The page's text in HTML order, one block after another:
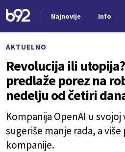
Najnovije Info
AKTUELNO
Revolucija ili
predlaže porez na
nedelju od četiri
Kompanija OpenAI u
sugeriše manje rada, a više
kompanije.